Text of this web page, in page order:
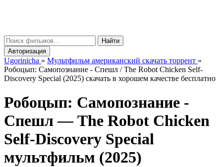
Найти
Авторизация
Ugorinicha » Мультфильм американский скачать торрент »
Робоцып: Самопознание - Спешл / The Robot Chicken Self-
Discovery Special (2025) скачать в хорошем качестве бесплатно
Робоцып: Самопознание -
Спешл —The Robot Chicken
Self-Discovery Special
мультфильм (2025)